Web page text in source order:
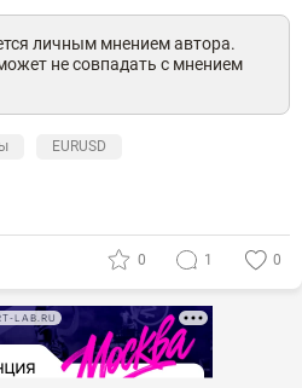
личным мнением автора.
не совпадать с мнением
EURUSD
0 1 0
LAB.RU